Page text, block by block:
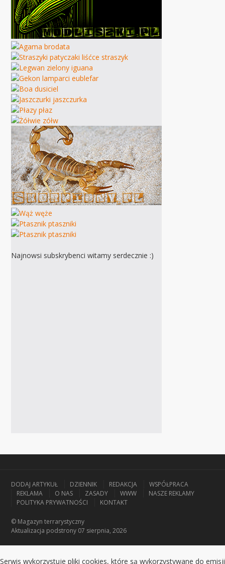
Najnowsi subskrybenci witamy serdecznie :)
DODAJ ARTYKUŁ DZIENNIK REDAKCJA
WSPÓŁPRACA
REKLAMA
O NAS ZASADY WWW
NASZE REKLAMY
POLITYKA PRYWATNOŚCI
KONTAKT
© Magazyn terrarystyczny
Aktualizacja podstrony 07 sierpnia, 2026
Serwis wykorzystuje pliki cookies, które są wykorzystywane do emisji